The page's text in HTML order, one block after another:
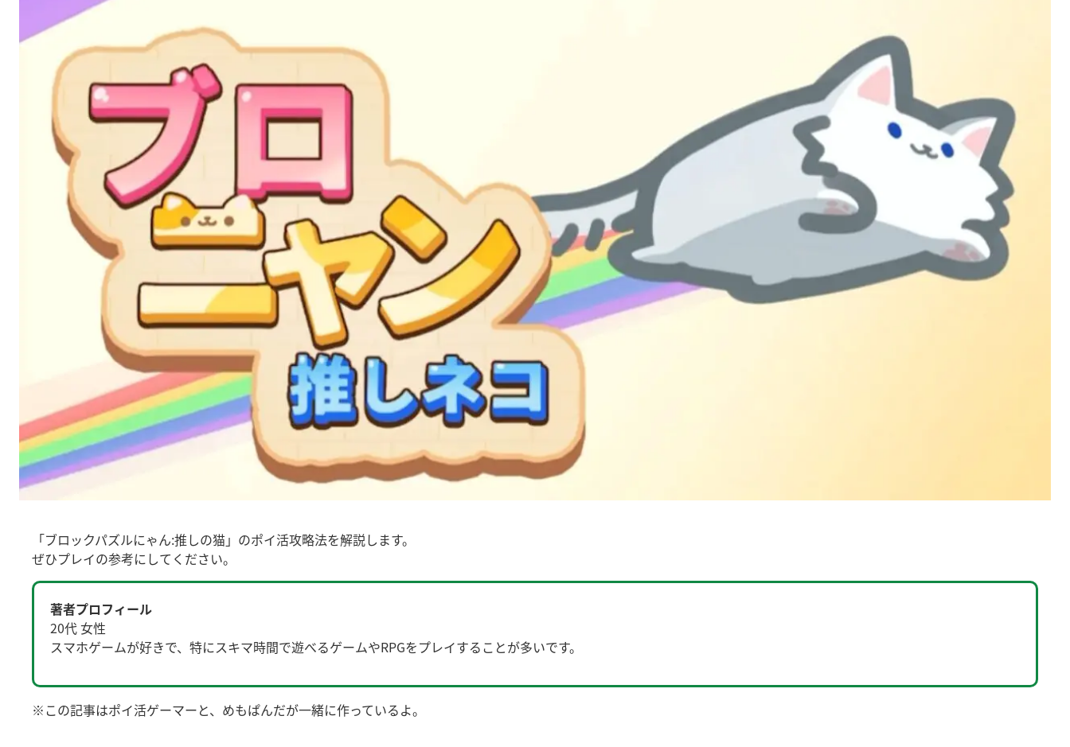
「ブロックパズルにゃん:推しの猫」のポイ活攻略法を解説します。
ぜひプレイの参考にしてください。
著者プロフィール
20代 女性
スマホゲームが好きで、特にスキマ時間で遊べるゲームやRPGをプレイすることが多いです。
※この記事はポイ活ゲーマーと、めもぱんだが一緒に作っているよ。